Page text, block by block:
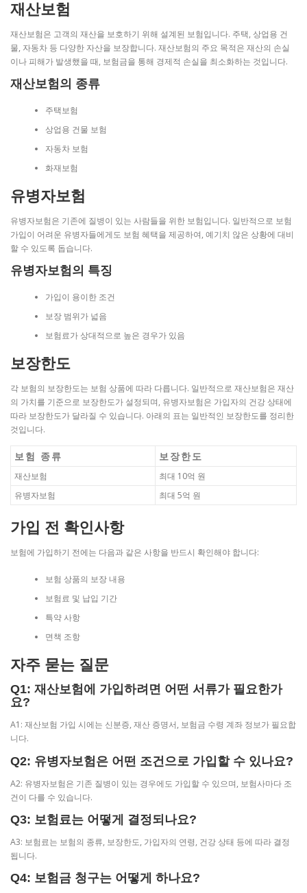
재산보험
재산보험은 고객의 재산을 보호하기 위해 설계된 보험입니다. 주택, 상업용 건
물, 자동차 등 다양한 자산을 보장합니다. 재산보험의 주요 목적은 재산의 손실
이나 피해가 발생했을 때, 보험금을 통해 경제적 손실을 최소화하는 것입니다.
재산보험의 종류
주택보험
상업용 건물 보험
자동차 보험
화재보험
유병자보험
유병자보험은 기존에 질병이 있는 사람들을 위한 보험입니다. 일반적으로 보험
가입이 어려운 유병자들에게도 보험 혜택을 제공하여, 예기치 않은 상황에 대비
할 수 있도록 돕습니다.
유병자보험의 특징
가입이 용이한 조건
보장 범위가 넓음
보험료가 상대적으로 높은 경우가 있음
보장한도
각 보험의 보장한도는 보험 상품에 따라 다릅니다. 일반적으로 재산보험은 재산
의 가치를 기준으로 보장한도가 설정되며, 유병자보험은 가입자의 건강 상태에
따라 보장한도가 달라질 수 있습니다. 아래의 표는 일반적인 보장한도를 정리한
것입니다.
보험 종류 보장한도
재산보험
최대 10억 원
유병자보험
최대 5억 원
가입 전 확인사항
보험에 가입하기 전에는 다음과 같은 사항을 반드시 확인해야 합니다:
보험 상품의 보장 내용
보험료 및 납입 기간
특약 사항
면책 조항
자주 묻는 질문
Q1: 재산보험에 가입하려면 어떤 서류가 필요한가
요?
A1: 재산보험 가입 시에는 신분증, 재산 증명서, 보험금 수령 계좌 정보가 필요합
니다.
Q2: 유병자보험은 어떤 조건으로 가입할 수 있나요?
A2: 유병자보험은 기존 질병이 있는 경우에도 가입할 수 있으며, 보험사마다 조
건이 다를 수 있습니다.
Q3: 보험료는 어떻게 결정되나요?
A3: 보험료는 보험의 종류, 보장한도, 가입자의 연령, 건강 상태 등에 따라 결정
됩니다.
Q4: 보험금 청구는 어떻게 하나요?